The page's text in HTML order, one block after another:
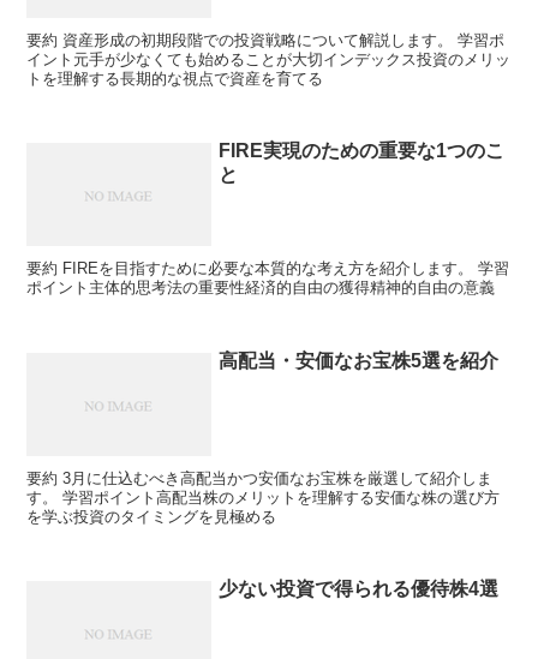
要約 資産形成の初期段階での投資戦略について解説します。 学習ポ
イント元手が少なくても始めることが大切インデックス投資のメリッ
トを理解する長期的な視点で資産を育てる
FIRE実現のための重要な1つのこ
と
要約 FIREを目指すために必要な本質的な考え方を紹介します。 学習
ポイント主体的思考法の重要性経済的自由の獲得精神的自由の意義
高配当・安価なお宝株5選を紹介
要約 3月に仕込むべき高配当かつ安価なお宝株を厳選して紹介しま
す。 学習ポイント高配当株のメリットを理解する安価な株の選び方
を学ぶ投資のタイミングを見極める
少ない投資で得られる優待株4選